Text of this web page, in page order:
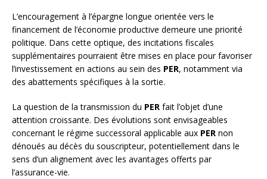
L’encouragement à l’épargne longue orientée vers le
financement de l’économie productive demeure une priorité
politique. Dans cette optique, des incitations fiscales
supplémentaires pourraient être mises en place pour favoriser
l’investissement en actions au sein des PER, notamment via
des abattements spécifiques à la sortie.
La question de la transmission du PER fait l’objet d’une
attention croissante. Des évolutions sont envisageables
concernant le régime successoral applicable aux PER non
dénoués au décès du souscripteur, potentiellement dans le
sens d’un alignement avec les avantages offerts par
l’assurance-vie.